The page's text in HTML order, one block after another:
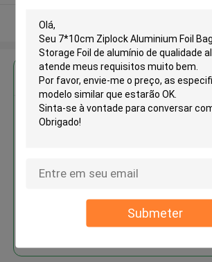
Submeter
Obter o melhor preço
7*10cm Ziplock
Continue